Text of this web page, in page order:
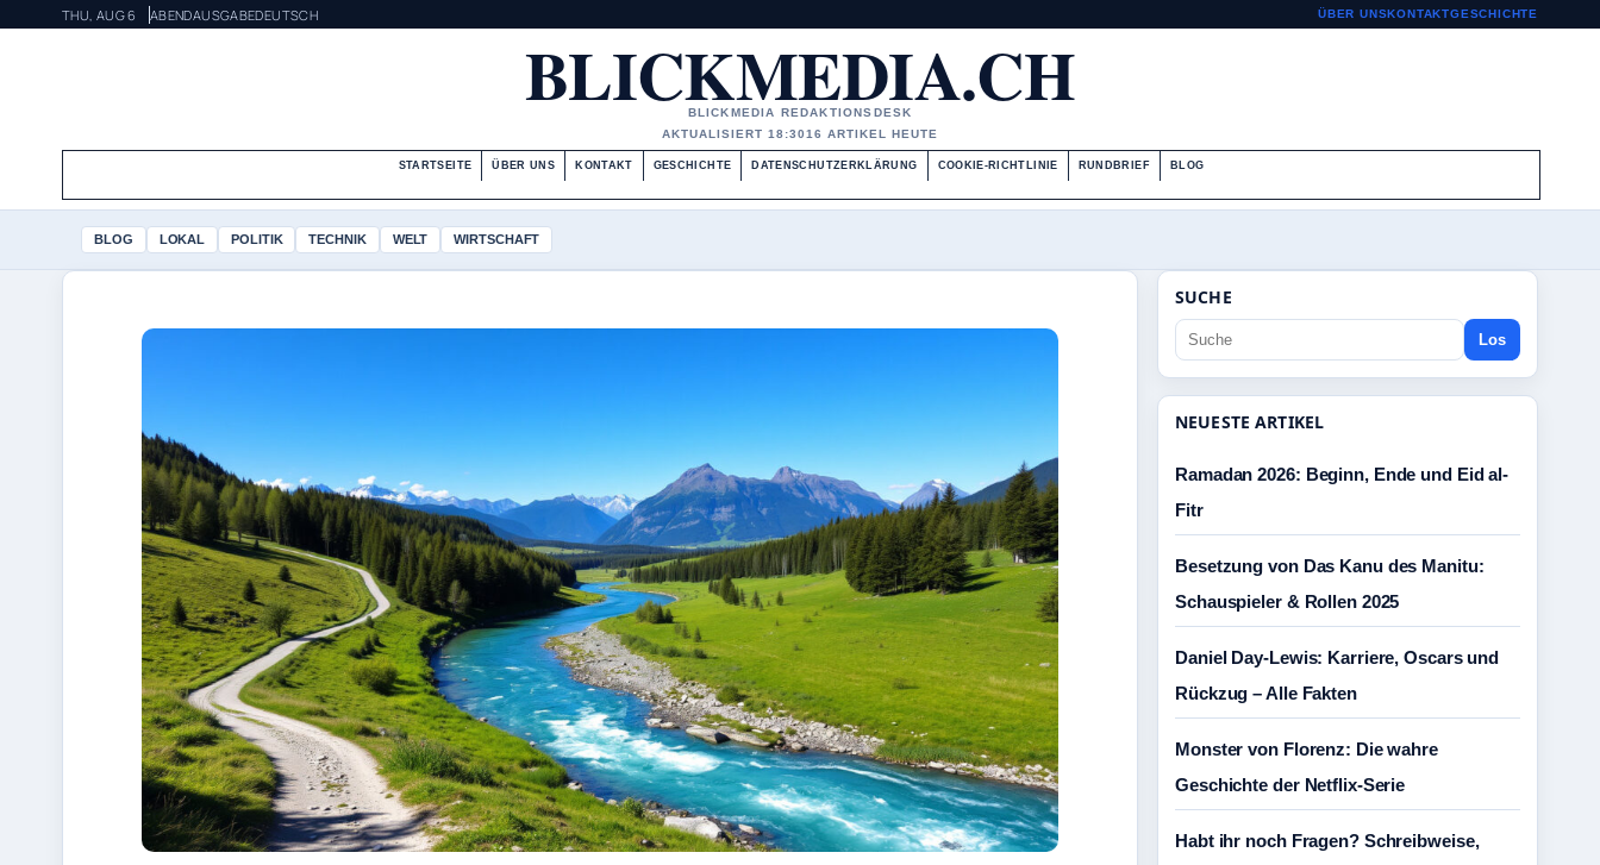
THU, AUG 6 ABENDAUSGABEDEUTSCH ÜBER UNSKONTAKTGESCHICHTE
BLICKMEDIA.CH
BLICKMEDIA REDAKTIONSDESK
AKTUALISIERT 18:3016 ARTIKEL HEUTE
STARTSEITE ÜBER UNS KONTAKT GESCHICHTE DATENSCHUTZERKLÄRUNG COOKIE-RICHTLINIE RUNDBRIEF BLOG
BLOG LOKAL POLITIK TECHNIK WELT WIRTSCHAFT
SUCHE
Los
NEUESTE ARTIKEL
Ramadan 2026: Beginn, Ende und Eid al-
Fitr
Besetzung von Das Kanu des Manitu:
Schauspieler & Rollen 2025
Daniel Day-Lewis: Karriere, Oscars und
Rückzug – Alle Fakten
Monster von Florenz: Die wahre
Geschichte der Netflix-Serie
Habt ihr noch Fragen? Schreibweise,